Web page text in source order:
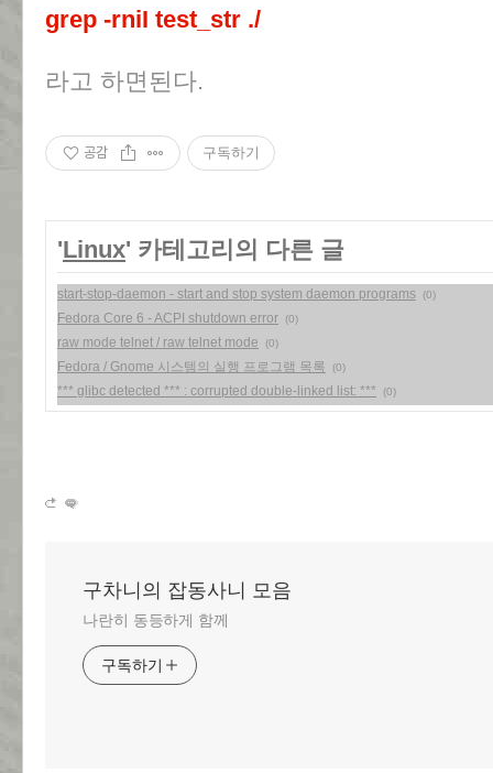
grep -rniI test_str ./
라고 하면된다.
공감 구독하기
'Linux' 카테고리의 다른 글
start-stop-daemon - start and stop system daemon programs (0)
Fedora Core 6 - ACPI shutdown error (0)
raw mode telnet / raw telnet mode (0)
Fedora / Gnome 시스템의 실행 프로그램 목록 (0)
*** glibc detected *** : corrupted double-linked list: *** (0)
구차니의 잡동사니 모음
나란히 동등하게 함께
구독하기